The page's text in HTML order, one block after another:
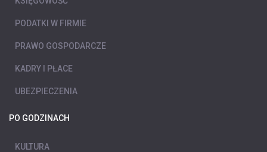
PODATKI W FIRMIE
PRAWO GOSPODARCZE
KADRY I PŁACE
UBEZPIECZENIA
PO GODZINACH
KULTURA